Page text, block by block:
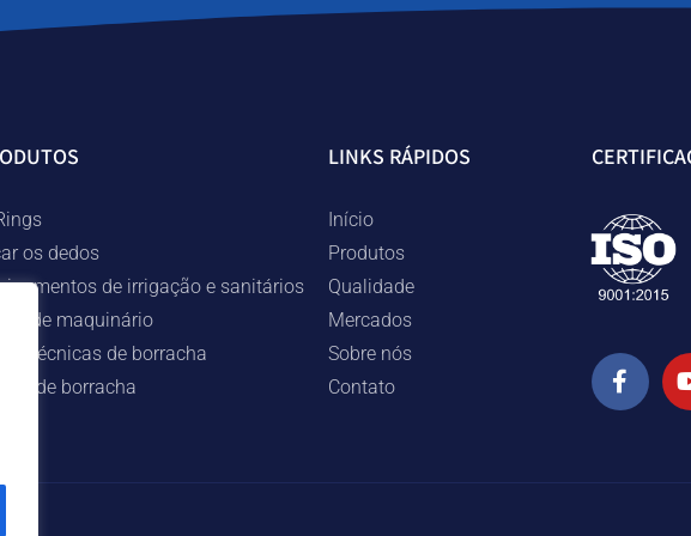
os dedos
de irrigação e sanitários
de maquinário
técnicas de borracha
de borracha
LINKS RÁPIDOS
Início
Produtos
Qualidade
Mercados
Sobre nós
Contato